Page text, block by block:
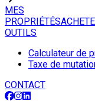
MES
PROPRIÉTÉS
OUTILS
Calculateur de
Taxe de
CONTACT